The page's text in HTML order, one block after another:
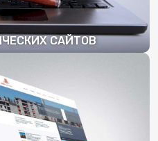
САЙТОВ